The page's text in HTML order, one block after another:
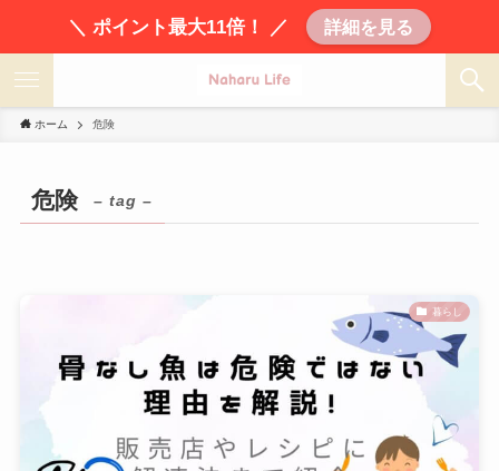
＼ ポイント最大11倍！ ／ 詳細を見る
ホーム 危険
危険 – tag –
暮らし